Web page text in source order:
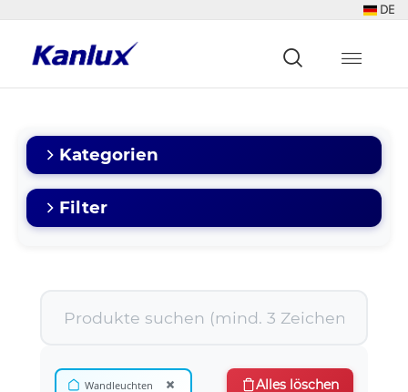
DE
główna
Kategorien
Filter
Wandleuchten × Alles löschen